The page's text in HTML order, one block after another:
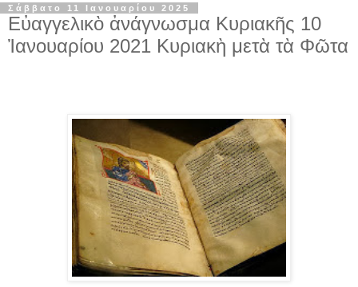
Σάββατο 11 Ιανουαρίου 2025
Εὐαγγελικὸ ἀνάγνωσμα Κυριακῆς 10
Ἰανουαρίου 2021 Κυριακὴ μετὰ τὰ Φῶτα